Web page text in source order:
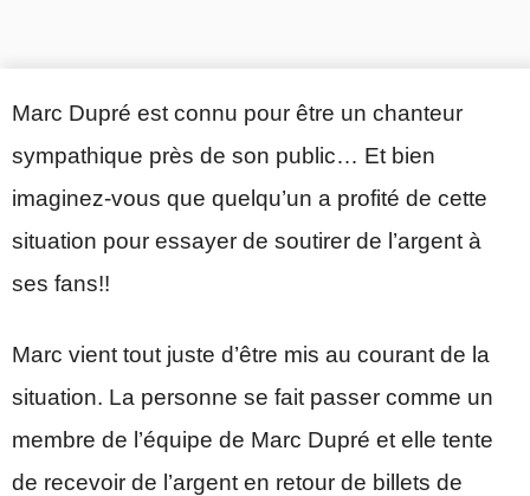
Marc Dupré est connu pour être un chanteur
sympathique près de son public… Et bien
imaginez-vous que quelqu’un a profité de cette
situation pour essayer de soutirer de l’argent à
ses fans!!
Marc vient tout juste d’être mis au courant de la
situation. La personne se fait passer comme un
membre de l’équipe de Marc Dupré et elle tente
de recevoir de l’argent en retour de billets de